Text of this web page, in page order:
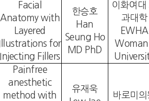
Facial
Anatomy with
Layered
Illustrations for
Injecting Fillers
한승호
Han
Seung Ho
MD PhD
이화여대
과대학
EWHA
Painfree
anesthetic
method with
유재욱
바로미의